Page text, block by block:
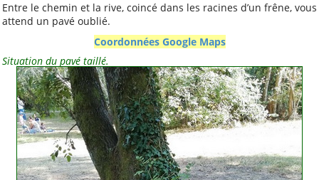
Entre le chemin et la rive, coincé dans les racines d’un frêne, vous
attend un pavé oublié.
Coordonnées Google Maps
Situation du pavé taillé.